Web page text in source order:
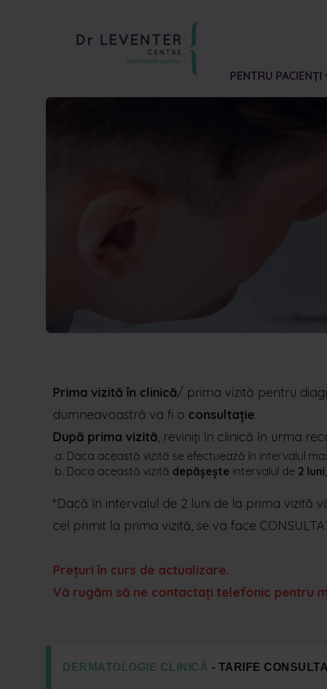
PENTRU PACIENȚI
Prima vizită în clinică/ prima vizită pentru
dumneavoastră va fi o consultație.
După prima vizită, reviniți în clinică în urma
Daca această vizită se efectuează în intervalul
Daca această vizită depășește intervalul de 2 luni
*Dacă în intervalul de 2 luni de la prima vizită
cel primit la prima vizită, se va face
Prețuri în curs de actualizare.
Vă rugăm să ne contactați telefonic pentru
DERMATOLOGIE CLINICĂ - TARIFE